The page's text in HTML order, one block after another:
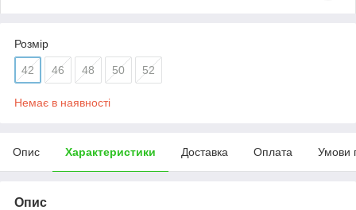
Розмір
42 46 48 50 52
Немає в наявності
Опис Характеристики Доставка Оплата Умови
Опис